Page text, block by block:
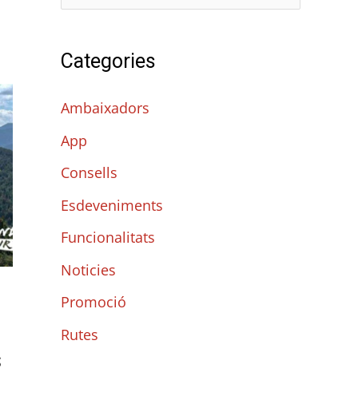
r
a
:
Categories
Ambaixadors
App
Consells
Esdeveniments
Funcionalitats
Noticies
Promoció
Rutes